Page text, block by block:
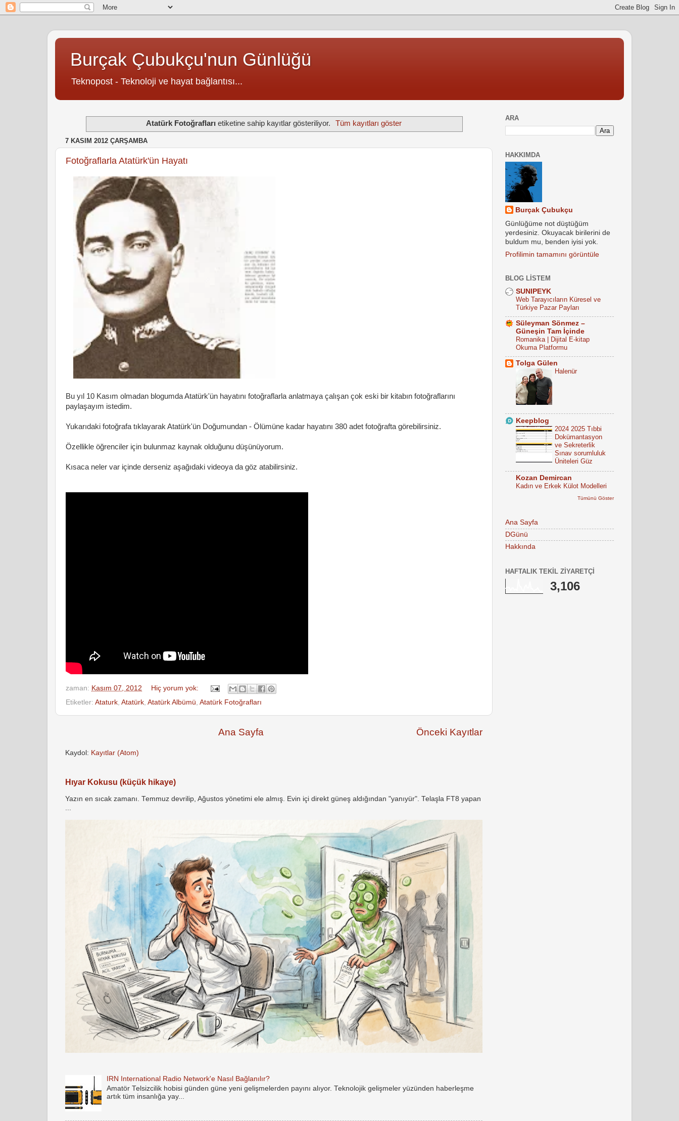
Burçak Çubukçu'nun Günlüğü
Teknopost - Teknoloji ve hayat bağlantısı...
Atatürk Fotoğrafları etiketine sahip kayıtlar gösteriliyor. Tüm kayıtları göster
7 KASIM 2012 ÇARŞAMBA
Fotoğraflarla Atatürk'ün Hayatı
Bu yıl 10 Kasım olmadan blogumda Atatürk'ün hayatını fotoğraflarla anlatmaya çalışan çok eski bir kitabın fotoğraflarını
paylaşayım istedim.
Yukarıdaki fotoğrafa tıklayarak Atatürk'ün Doğumundan - Ölümüne kadar hayatını 380 adet fotoğrafta görebilirsiniz.
Özellikle öğrenciler için bulunmaz kaynak olduğunu düşünüyorum.
Kısaca neler var içinde derseniz aşağıdaki videoya da göz atabilirsiniz.
zaman: Kasım 07, 2012
Hiç yorum yok:
Etiketler: Ataturk Atatürk Atatürk Albümü Atatürk Fotoğrafları
Önceki Kayıtlar
Ana Sayfa
Kaydol: Kayıtlar (Atom)
Hıyar Kokusu (küçük hikaye)
Yazın en sıcak zamanı. Temmuz devrilip, Ağustos yönetimi ele almış. Evin içi direkt güneş aldığından "yanıyür". Telaşla FT8 yapan
...
IRN International Radio Network'e Nasıl Bağlanılır?
Amatör Telsizcilik hobisi günden güne yeni gelişmelerden payını alıyor. Teknolojik gelişmeler yüzünden haberleşme
artık tüm insanlığa yay...
ARA
HAKKIMDA
Burçak Çubukçu
Günlüğüme not düştüğüm
yerdesiniz. Okuyacak birilerini de
buldum mu, benden iyisi yok.
Profilimin tamamını görüntüle
BLOG LISTEM
SUNIPEYK
Web Tarayıcıların Küresel ve
Türkiye Pazar Payları
Süleyman Sönmez –
Güneşin Tam İçinde
Romanika | Dijital E-kitap
Okuma Platformu
Tolga Gülen
Halenür
Keepblog
2024 2025 Tıbbi
Dokümantasyon
ve Sekreterlik
Sınav sorumluluk
Üniteleri Güz
Kozan Demircan
Kadın ve Erkek Külot Modelleri
Tümünü Göster
Ana Sayfa
DGünü
Hakkında
HAFTALIK TEKIL ZIYARETÇI
3,106